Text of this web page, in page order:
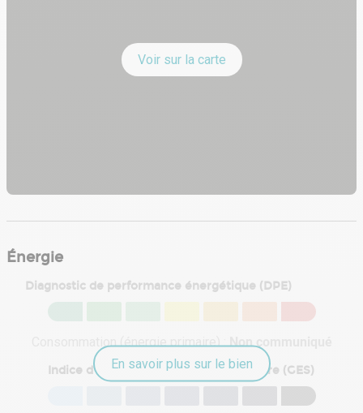
Voir sur la carte
Énergie
Diagnostic de performance énergétique (DPE)
Consommation (énergie primaire) :Non communiqué
Indice d'émission de gaz à effet de serre (GES)
En savoir plus sur le bien